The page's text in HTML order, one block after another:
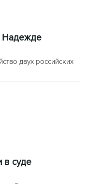
Надежде
двух российских
в суде